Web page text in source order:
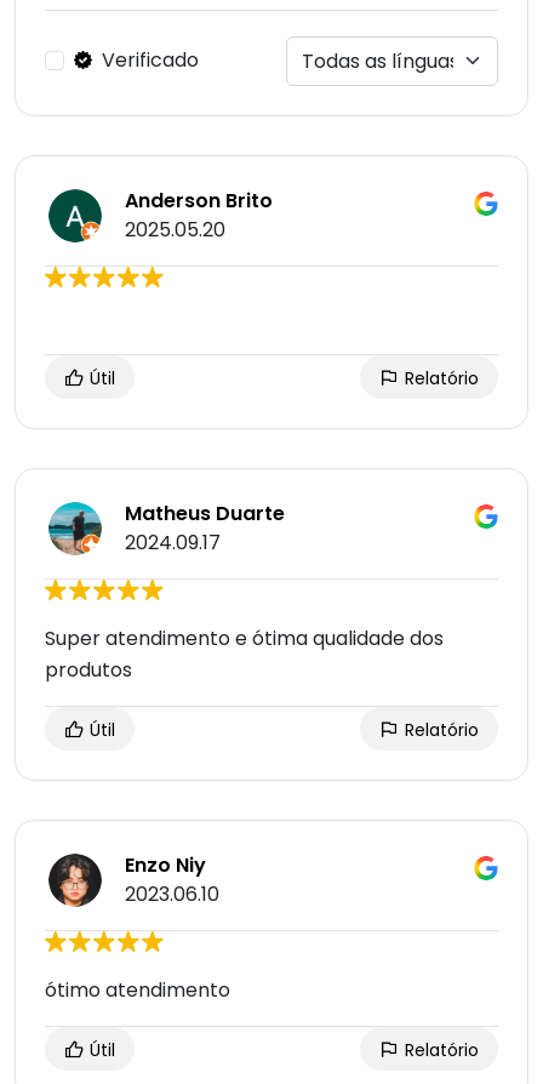
Verificado
Anderson Brito
2025.05.20
Útil Relatório
Matheus Duarte
2024.09.17
Super atendimento e ótima qualidade dos
produtos
Útil Relatório
Enzo Niy
2023.06.10
ótimo atendimento
Útil Relatório